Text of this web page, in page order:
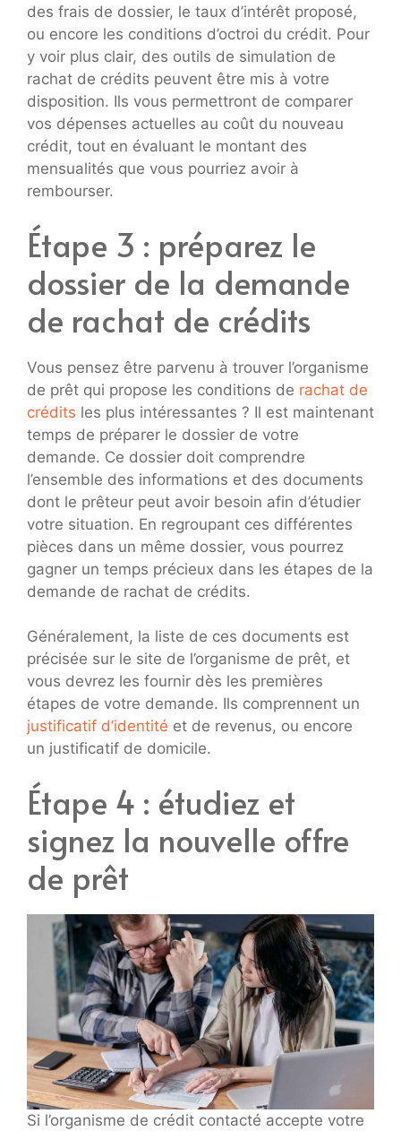
des frais de dossier, le taux d’intérêt proposé,
ou encore les conditions d’octroi du crédit. Pour
y voir plus clair, des outils de simulation de
rachat de crédits peuvent être mis à votre
disposition. Ils vous permettront de comparer
vos dépenses actuelles au coût du nouveau
crédit, tout en évaluant le montant des
mensualités que vous pourriez avoir à
rembourser.
Étape 3 : préparez le
dossier de la demande
de rachat de crédits
Vous pensez être parvenu à trouver l’organisme
de prêt qui propose les conditions de rachat de
crédits les plus intéressantes ? Il est maintenant
temps de préparer le dossier de votre
demande. Ce dossier doit comprendre
l’ensemble des informations et des documents
dont le prêteur peut avoir besoin afin d’étudier
votre situation. En regroupant ces différentes
pièces dans un même dossier, vous pourrez
gagner un temps précieux dans les étapes de la
demande de rachat de crédits.
Généralement, la liste de ces documents est
précisée sur le site de l’organisme de prêt, et
vous devrez les fournir dès les premières
étapes de votre demande. Ils comprennent un
justificatif d’identité et de revenus, ou encore
un justificatif de domicile.
Étape 4 : étudiez et
signez la nouvelle offre
de prêt
Si l’organisme de crédit contacté accepte votre